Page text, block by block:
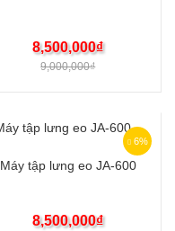
9,000,000₫
8,500,000₫
6%
Máy tập lưng eo JA-600
8,500,000₫